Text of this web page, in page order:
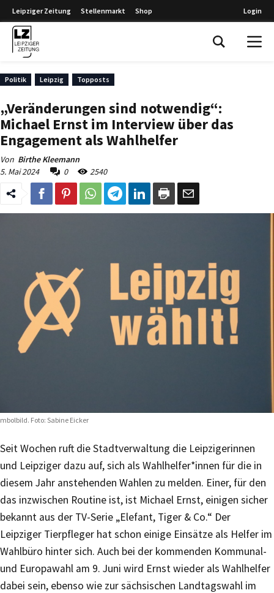
Leipziger Zeitung Stellenmarkt Shop Login
Politik Leipzig Topposts
„Veränderungen sind notwendig“:
Michael Ernst im Interview über das
Engagement als Wahlhelfer
Von Birthe Kleemann
5. Mai 2024
0 2540
Foto: Sabine Eicker
Seit Wochen ruft die Stadtverwaltung die Leipzigerinnen
und Leipziger dazu auf, sich als Wahlhelfer*innen für die in
diesem Jahr anstehenden Wahlen zu melden. Einer, für den
das inzwischen Routine ist, ist Michael Ernst, einigen sicher
bekannt aus der TV-Serie „Elefant, Tiger & Co.“ Der
Leipziger Tierpfleger hat schon einige Einsätze als Helfer im
Wahlbüro hinter sich. Auch bei der kommenden Kommunal-
und Europawahl am 9. Juni wird Ernst wieder als Wahlhelfer
dabei sein, ebenso wie zur sächsischen Landtagswahl im